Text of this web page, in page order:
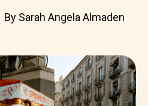
By Sarah Angela Almaden